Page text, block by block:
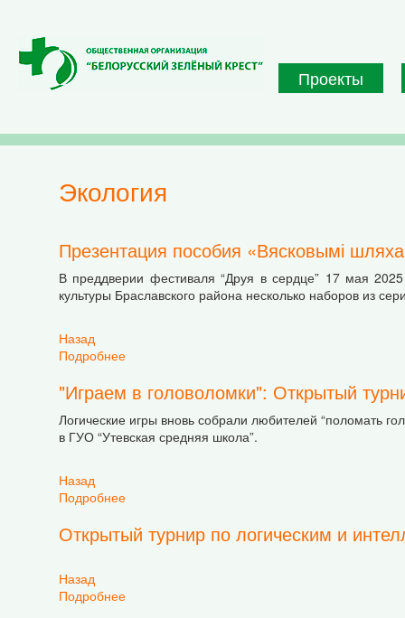
Проекты
экология
Презентация пособия «Вясковымі
В преддверии фестиваля “Друя в сердце” 17 мая
культуры Браславского района несколько наборов из
Назад
Подробнее
"Играем в головоломки": Открытый
Логические игры вновь собрали любителей “поломать
в ГУО “Утевская средняя школа”.
Назад
Подробнее
Открытый турнир по логическим и
Назад
Подробнее